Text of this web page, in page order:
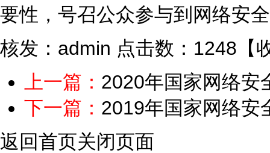
要性，号召公众参与到网络安
核发：admin 点击数：1248 【
上一篇： 2020年国家网络安
下一篇： 2019年国家网络安
返回首页关闭页面